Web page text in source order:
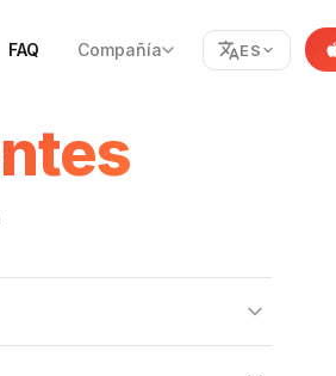
FAQ Compañía ES